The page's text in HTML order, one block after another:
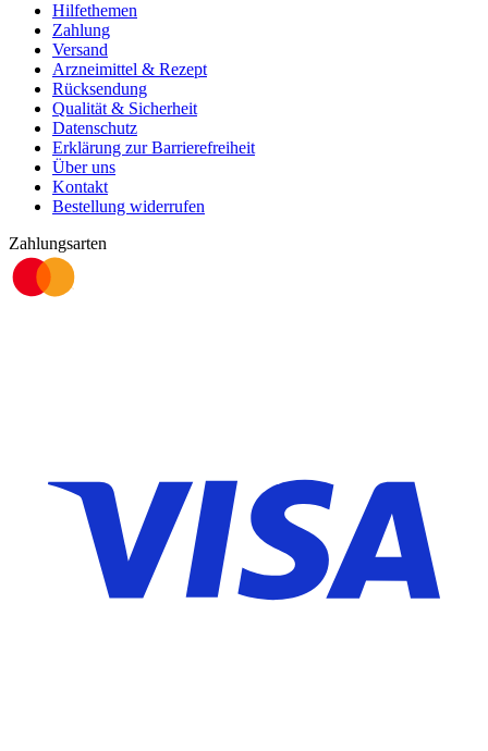
Hilfethemen
Zahlung
Versand
Arzneimittel & Rezept
Rücksendung
Qualität & Sicherheit
Datenschutz
Erklärung zur Barrierefreiheit
Über uns
Kontakt
Bestellung widerrufen
Zahlungsarten